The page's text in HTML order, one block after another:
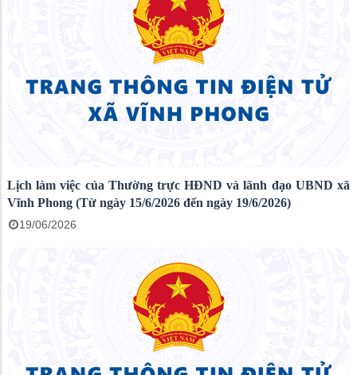
Lịch làm việc của Thường trực HĐND và lãnh đạo UBND xã
Vĩnh Phong (Từ ngày 15/6/2026 đến ngày 19/6/2026)
19/06/2026